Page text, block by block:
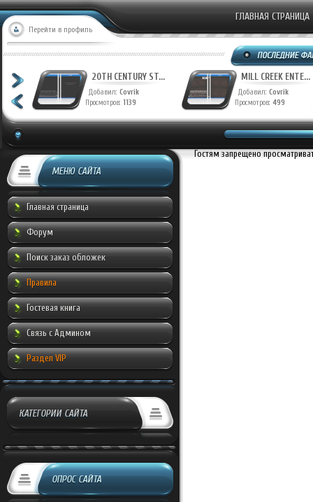
Перейти в профиль
ГЛАВНАЯ СТРАНИЦА
20TH CENTURY ST...
Добавил: Covrik
Просмотров: 1139
MILL CREEK ENTE...
Добавил: Covrik
Просмотров: 499
МЕНЮ САЙТА
Главная страница
Форум
Поиск заказ обложек
Правила
Гостевая книга
Связь с Админом
Раздел VIP
КАТЕГОРИИ САЙТА
ОПРОС САЙТА
Гостям запрещено